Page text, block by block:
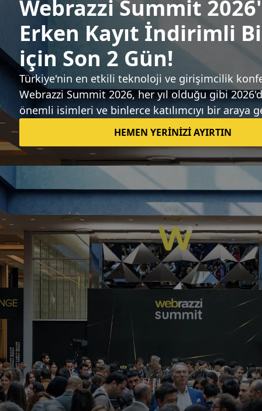
Gözde Ulukan
Sıradaki haber
Ücretsiz bisiklet paylaşım girişimi
HumanForest, 1,8 milyon pound yatırım
aldı